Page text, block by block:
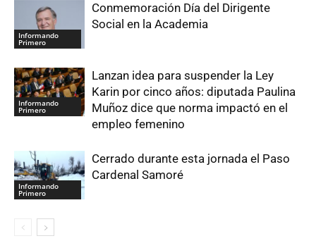
Informando
Primero
Conmemoración Día del Dirigente
Social en la Academia
Informando
Primero
Lanzan idea para suspender la Ley
Karin por cinco años: diputada Paulina
Muñoz dice que norma impactó en el
empleo femenino
Informando
Primero
Cerrado durante esta jornada el Paso
Cardenal Samoré